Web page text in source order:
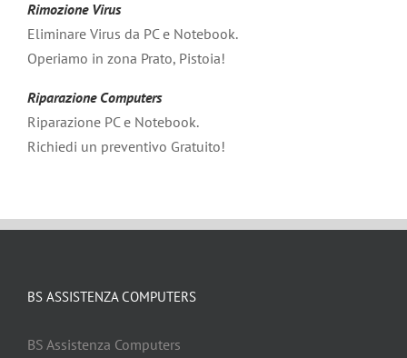
Rimozione Virus
Eliminare Virus da PC e Notebook.
Operiamo in zona Prato, Pistoia!
Riparazione Computers
Riparazione PC e Notebook.
Richiedi un preventivo Gratuito!
BS ASSISTENZA COMPUTERS
BS Assistenza Computers